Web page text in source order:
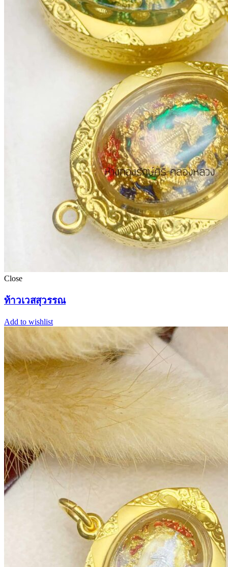
Close
ท้าวเวสสุวรรณ
Add to wishlist